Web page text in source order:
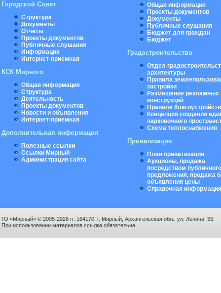
Городской Совет
Структура
Документы
Отчеты
Проекты документов
Публичные слушания
Информация
Интернет-приемная
КСК Мирного
Общая информация
Структура
Деятельность
Проекты документов
Новости и объявления
Интернет-приемная
Дополнительная информация
Полезные ссылки
Ссылки Мирный
Администрация сайта
Общая информация
Проекты документов
Документы
Публичные слушания
Бюджет для граждан
Бюджет
Градостроительство
Отдел
архитектуры
Правила
застройки
Размещение рекламных
конструкций
Правила
Концепция создания
парковочного
Схема теплоснабжения
Приватизация
План приватизации
Аукционы, продажа
посредством публичного
предложения, продажа
объявления цены
Справочная информация
ГО «Мирный» © 2005-2026 гг. 164170, г. Мирный, Архангельская обл., ул. Ленина, 33.
При использовании материалов ссылка обязательна.